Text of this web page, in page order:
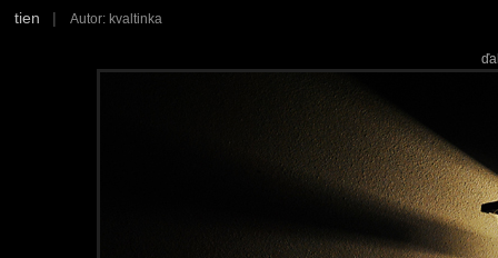
tien | Autor: kvaltinka